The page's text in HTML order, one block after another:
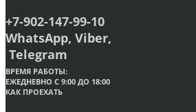
+7-902-147-99-10
WhatsApp, Viber,
Telegram
ВРЕМЯ РАБОТЫ:
ЕЖЕДНЕВНО С 9:00 ДО 18:00
КАК ПРОЕХАТЬ